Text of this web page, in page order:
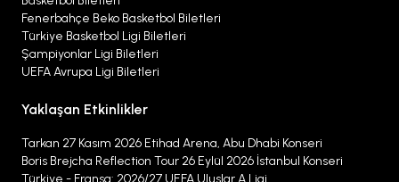
Fenerbahçe Beko Basketbol Biletleri
Türkiye Basketbol Ligi Biletleri
Şampiyonlar Ligi Biletleri
UEFA Avrupa Ligi Biletleri
Yaklaşan Etkinlikler
Tarkan 27 Kasım 2026 Etihad Arena, Abu Dhabi Konseri
Boris Brejcha Reflection Tour 26 Eylül 2026 İstanbul Konseri